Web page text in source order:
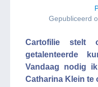
Gepubliceerd
Cartofilie stelt
getalenteerde
Vandaag nodig
Catharina Klein te